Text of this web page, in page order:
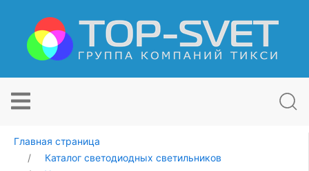
Главная страница
Каталог светодиодных светильников